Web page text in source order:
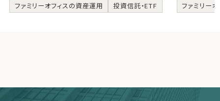
ファミリーオフィスの資産運用 投資信託・ETF ファミリー